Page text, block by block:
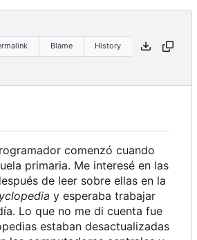
Blame History
comenzó cuando
primaria. Me interesé en las
de leer sobre ellas en la
y esperaba trabajar
Lo que no me di cuenta fue
estaban desactualizadas